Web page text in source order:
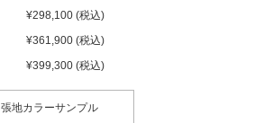
¥298,100 (税込)
¥361,900 (税込)
¥399,300 (税込)
張地カラーサンプル